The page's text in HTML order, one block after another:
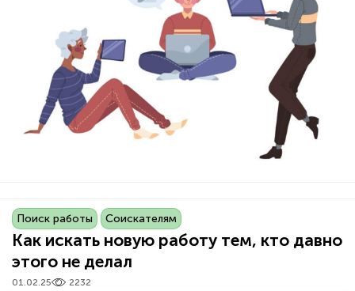
Поиск работы Соискателям
Как искать новую работу тем, кто давно
этого не делал
01.02.25 2232